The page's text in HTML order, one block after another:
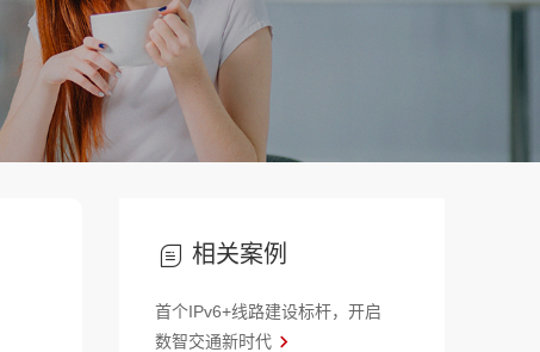
相关案例
首个IPv6+线路建设标杆，开启
数智交通新时代